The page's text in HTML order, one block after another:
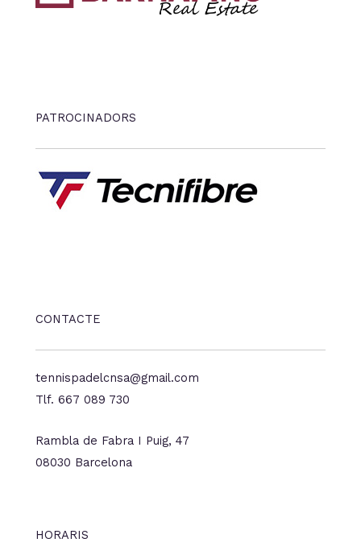
PATROCINADORS
CONTACTE
tennispadelcnsa@gmail.com
Tlf. 667 089 730
Rambla de Fabra I Puig, 47
08030 Barcelona
HORARIS